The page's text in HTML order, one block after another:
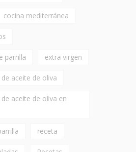
cocina mediterránea
parrilla extra virgen
aceite de oliva
aceite de oliva en
receta